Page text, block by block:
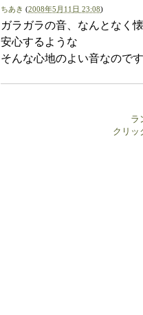
ちあき (2008年5月11日 23:08)
ガラガラの音、なんとなく
安心するような
そんな心地のよい音なのです
ラ
クリッ